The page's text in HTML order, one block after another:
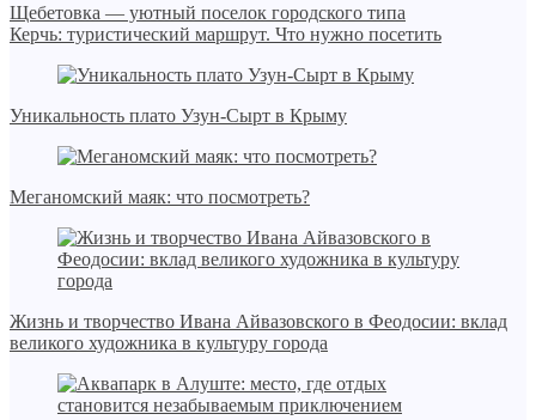
Щебетовка — уютный поселок городского типа
Керчь: туристический маршрут. Что нужно посетить
Уникальность плато Узун-Сырт в Крыму
Меганомский маяк: что посмотреть?
Жизнь и творчество Ивана Айвазовского в Феодосии: вклад
великого художника в культуру города